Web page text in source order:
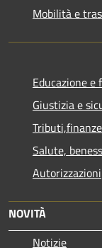
Mobilità e
Educazione e
Giustizia e
Salute,
Autorizzazioni
NOVITÀ
Notizie